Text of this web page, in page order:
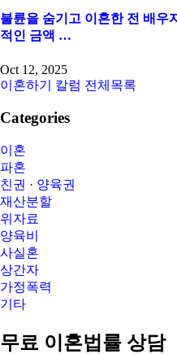
불륜을 숨기고 이혼한 전 배우
적인 금액 …
Oct 12, 2025
이혼하기 칼럼 전체목록
Categories
이혼
파혼
친권 · 양육권
재산분할
위자료
양육비
사실혼
상간자
가정폭력
기타
무료 이혼법률 상담